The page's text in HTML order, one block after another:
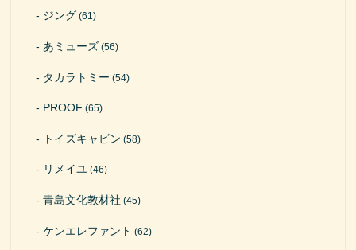
ジング (61)
あミューズ (56)
タカラトミー (54)
PROOF (65)
トイズキャビン (58)
リメイユ (46)
青島文化教材社 (45)
ケンエレファント (62)